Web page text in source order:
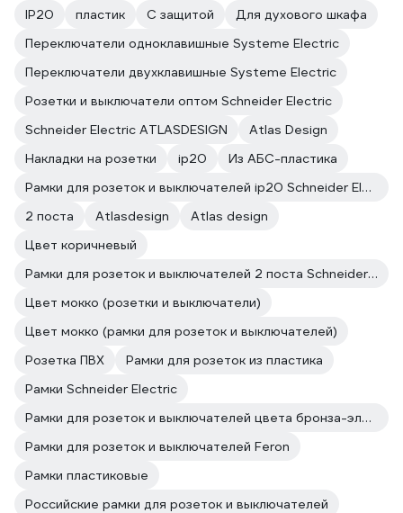
IP20 пластик С защитой
Для духового шкафа
Переключатели одноклавишные Systeme Electric
Переключатели двухклавишные Systeme Electric
Розетки и выключатели оптом Schneider Electric
Schneider Electric ATLASDESIGN
Atlas Design
Накладки на розетки
ip20
Из АБС-пластика
Рамки для розеток и выключателей ip20 Schneider Electric
2 поста
Atlasdesign
Atlas design
Цвет коричневый
Рамки для розеток и выключателей 2 поста Schneider Electric
Цвет мокко (розетки и выключатели)
Цвет мокко (рамки для розеток и выключателей)
Розетка ПВХ
Рамки для розеток из пластика
Рамки Schneider Electric
Рамки для розеток и выключателей цвета бронза-электро
Рамки для розеток и выключателей Feron
Рамки пластиковые
Российские рамки для розеток и выключателей